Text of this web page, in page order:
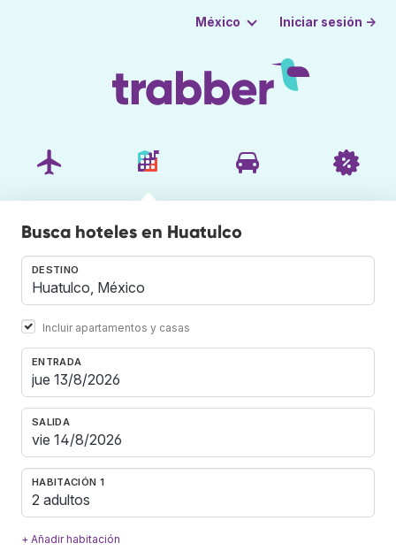
México Iniciar sesión →
Busca hoteles en Huatulco
DESTINO
Incluir apartamentos y casas
ENTRADA
SALIDA
HABITACIÓN 1
2 adultos
+ Añadir habitación